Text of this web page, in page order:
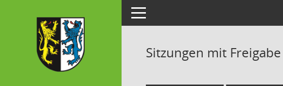
Toggle navigation
Sitzungen mit